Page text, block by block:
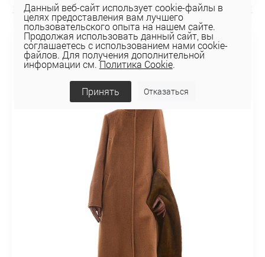
НОВИНКА
Данный веб-сайт использует cookie-файлы в
целях предоставления вам лучшего
пользовательского опыта на нашем сайте.
Продолжая использовать данный сайт, вы
соглашаетесь с использованием нами cookie-
файлов. Для получения дополнительной
информации см.Политика Cookie.
Принять Отказаться